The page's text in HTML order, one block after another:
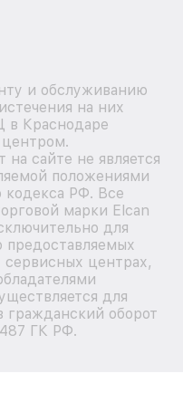
и обслуживанию
на них
в Краснодаре
центром.
сайте не является
положениями
кодекса РФ. Все
марки Elcan
для
предоставляемых
центрах,
для
оборот
ГК РФ.